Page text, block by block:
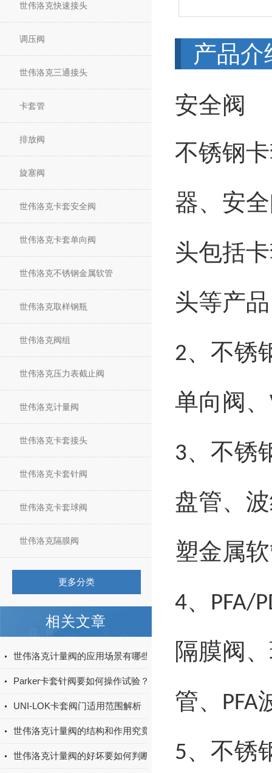
世伟洛克快速接头
调压阀
世伟洛克三通接头
卡套管
排放阀
旋塞阀
世伟洛克卡套安全阀
世伟洛克卡套单向阀
世伟洛克不锈钢金属软管
世伟洛克取样钢瓶
世伟洛克阀组
世伟洛克压力表截止阀
世伟洛克计量阀
世伟洛克卡套接头
世伟洛克卡套针阀
世伟洛克卡套球阀
世伟洛克隔膜阀
更多分类
相关文章
世伟洛克计量阀的应用场景有哪些？
Parker卡套针阀要如何操作试验？
UNI-LOK卡套阀门适用范围解析
世伟洛克计量阀的结构和作用究竟是怎样的？
世伟洛克计量阀的好坏要如何判断？
产品介
安全阀
不锈钢
器、安
头包括
头等产品
2、 不锈
单向阀、
3、 不锈
盘管、
塑金属
4、 PFA/
隔膜阀
管、
PFA
5、 不锈